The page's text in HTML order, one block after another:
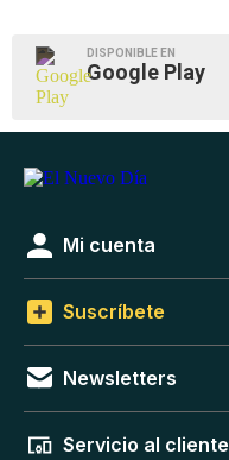
DISPONIBLE EN
Google Play
Mi cuenta
Suscríbete
Newsletters
Servicio al cliente